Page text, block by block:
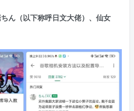
ん（以下称呼日文大佬）、仙女